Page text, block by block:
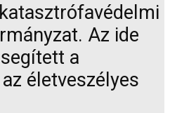
Az ide
a
életveszélyes